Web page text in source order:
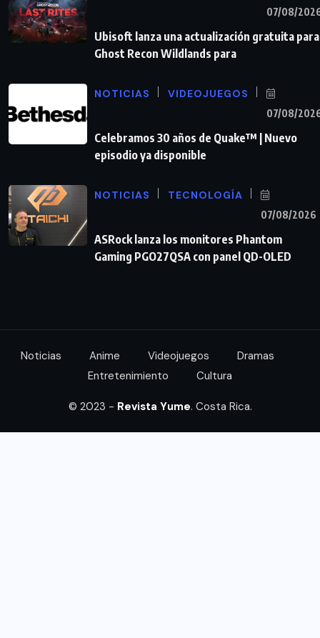
07/08/
Ubisoft lanza una actualización gratuita para
Ghost Recon Wildlands para
NOTICIAS VIDEOJUEGOS
07/08/
Celebramos 30 años de Quake™ | Nuevo
episodio ya disponible
NOTICIAS TECNOLOGÍA
07/08/2026
ASRock lanza los monitores Phantom
Gaming PGO27QSA con panel QD-OLED
Noticias Anime Videojuegos
Dramas
Entretenimiento
Cultura
© 2023 - Revista Yume. Costa Rica.